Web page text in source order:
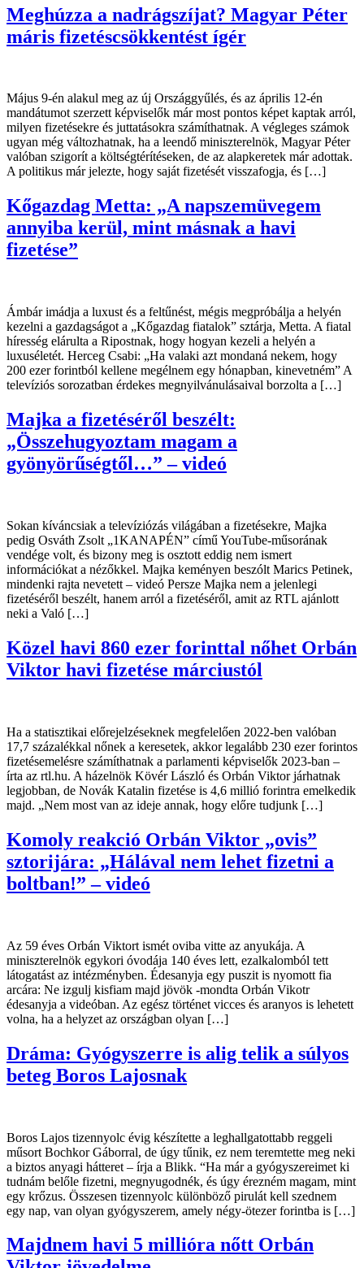
Meghúzza a nadrágszíjat? Magyar Péter
máris fizetéscsökkentést ígér
Május 9-én alakul meg az új Országgyűlés, és az április 12-én
mandátumot szerzett képviselők már most pontos képet kaptak arról,
milyen fizetésekre és juttatásokra számíthatnak. A végleges számok
ugyan még változhatnak, ha a leendő miniszterelnök, Magyar Péter
valóban szigorít a költségtérítéseken, de az alapkeretek már adottak.
A politikus már jelezte, hogy saját fizetését visszafogja, és […]
Kőgazdag Metta: „A napszemüvegem
annyiba kerül, mint másnak a havi
fizetése”
Ámbár imádja a luxust és a feltűnést, mégis megpróbálja a helyén
kezelni a gazdagságot a „Kőgazdag fiatalok” sztárja, Metta. A fiatal
híresség elárulta a Ripostnak, hogy hogyan kezeli a helyén a
luxuséletét. Herceg Csabi: „Ha valaki azt mondaná nekem, hogy
200 ezer forintból kellene megélnem egy hónapban, kinevetném” A
televíziós sorozatban érdekes megnyilvánulásaival borzolta a […]
Majka a fizetéséről beszélt:
„Összehugyoztam magam a
gyönyörűségtől…” – videó
Sokan kíváncsiak a televíziózás világában a fizetésekre, Majka
pedig Osváth Zsolt „1KANAPÉN” című YouTube-műsorának
vendége volt, és bizony meg is osztott eddig nem ismert
információkat a nézőkkel. Majka keményen beszólt Marics Petinek,
mindenki rajta nevetett – videó Persze Majka nem a jelenlegi
fizetéséről beszélt, hanem arról a fizetéséről, amit az RTL ajánlott
neki a Való […]
Közel havi 860 ezer forinttal nőhet Orbán
Viktor havi fizetése márciustól
Ha a statisztikai előrejelzéseknek megfelelően 2022-ben valóban
17,7 százalékkal nőnek a keresetek, akkor legalább 230 ezer forintos
fizetésemelésre számíthatnak a parlamenti képviselők 2023-ban –
írta az rtl.hu. A házelnök Kövér László és Orbán Viktor járhatnak
legjobban, de Novák Katalin fizetése is 4,6 millió forintra emelkedik
majd. „Nem most van az ideje annak, hogy előre tudjunk […]
Komoly reakció Orbán Viktor „ovis”
sztorijára: „Hálával nem lehet fizetni a
boltban!” – videó
Az 59 éves Orbán Viktort ismét oviba vitte az anyukája. A
miniszterelnök egykori óvodája 140 éves lett, ezalkalomból tett
látogatást az intézményben. Édesanyja egy puszit is nyomott fia
arcára: Ne izgulj kisfiam majd jövök -mondta Orbán Vikotr
édesanyja a videóban. Az egész történet vicces és aranyos is lehetett
volna, ha a helyzet az országban olyan […]
Dráma: Gyógyszerre is alig telik a súlyos
beteg Boros Lajosnak
Boros Lajos tizennyolc évig készítette a leghallgatottabb reggeli
műsort Bochkor Gáborral, de úgy tűnik, ez nem teremtette meg neki
a biztos anyagi hátteret – írja a Blikk. “Ha már a gyógyszereimet ki
tudnám belőle fizetni, megnyugodnék, és úgy érezném magam, mint
egy krőzus. Összesen tizennyolc különböző pirulát kell szednem
egy nap, van olyan gyógyszerem, amely négy-ötezer forintba is […]
Majdnem havi 5 millióra nőtt Orbán